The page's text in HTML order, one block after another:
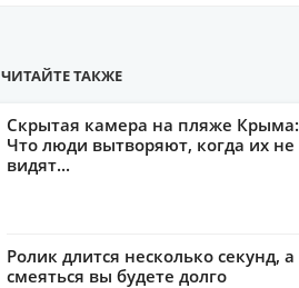
ЧИТАЙТЕ ТАКЖЕ
Скрытая камера на пляже Крыма:
Что люди вытворяют, когда их не
видят...
Ролик длится несколько секунд, а
смеяться вы будете долго